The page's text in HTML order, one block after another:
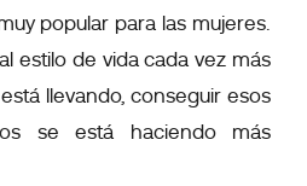
popular para las mujeres.
estilo de vida cada vez más
llevando, conseguir esos
se está haciendo más